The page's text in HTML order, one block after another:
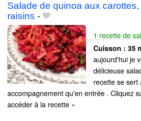
Salade de quinoa aux
raisins -
1 recette de
Cuisson : 35
aujourd'hui je
délicieuse
recette se sert
accompagnement qu'en entrée . Cliquez
accéder à la recette »